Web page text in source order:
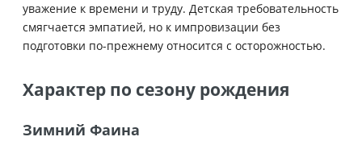
уважение к времени и труду. Детская требовательность
смягчается эмпатией, но к импровизации без
подготовки по-прежнему относится с осторожностью.
Характер по сезону рождения
Зимний Фаина